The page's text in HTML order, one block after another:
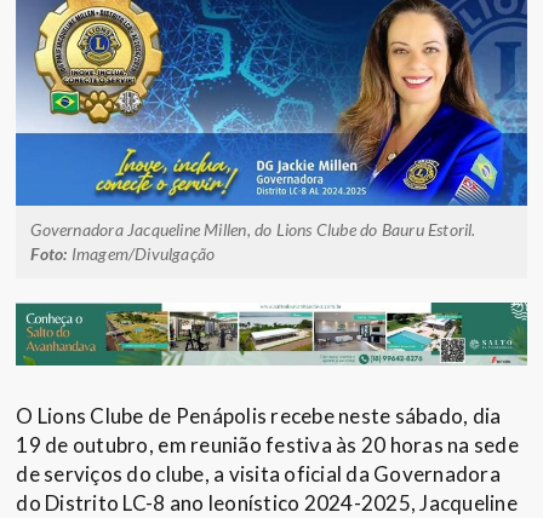
Governadora Jacqueline Millen, do Lions Clube do Bauru Estoril.
Foto: Imagem/Divulgação
O Lions Clube de Penápolis recebe neste sábado, dia
19 de outubro, em reunião festiva às 20 horas na sede
de serviços do clube, a visita oficial da Governadora
do Distrito LC-8 ano leonístico 2024-2025, Jacqueline